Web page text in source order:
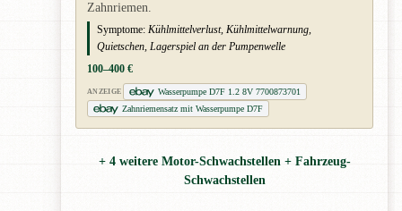
Zahnriemen.
Symptome: Kühlmittelverlust, Kühlmittelwarnung,
Quietschen, Lagerspiel an der Pumpenwelle
100–400 €
ANZEIGE
Wasserpumpe D7F 1.2 8V 7700873701
Zahnriemensatz mit Wasserpumpe D7F
+ 4 weitere Motor-Schwachstellen + Fahrzeug-
Schwachstellen